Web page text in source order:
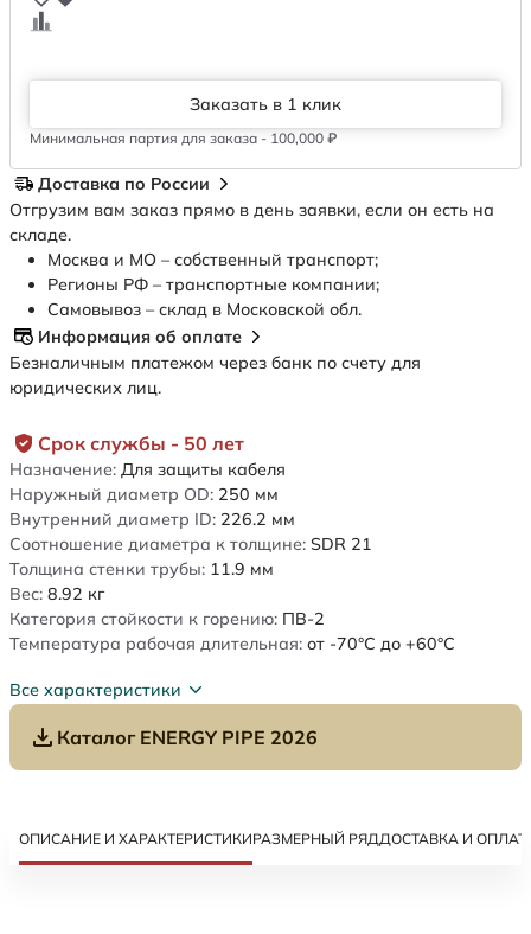
Срок службы - 50 лет
Назначение: Для защиты кабеля
Наружный диаметр OD: 250 мм
Внутренний диаметр ID: 226.2 мм
Соотношение диаметра к толщине: SDR 21
Толщина стенки трубы: 11.9 мм
Вес: 8.92 кг
Категория стойкости к горению: ПВ-2
Температура рабочая длительная: от -70°C до +60°C
Все характеристики
Каталог ENERGY PIPE 2026
Заказать в 1 клик
Минимальная партия для заказа - 100,000 ₽
Доставка по России
Отгрузим вам заказ прямо в день заявки, если он есть на
складе.
Москва и МО – собственный транспорт;
Регионы РФ – транспортные компании;
Самовывоз – склад в Московской обл.
Информация об оплате
Безналичным платежом через банк по счету для
юридических лиц.
ОПИСАНИЕ И ХАРАКТЕРИСТИКИРАЗМЕРНЫЙ РЯДДОСТАВКА И